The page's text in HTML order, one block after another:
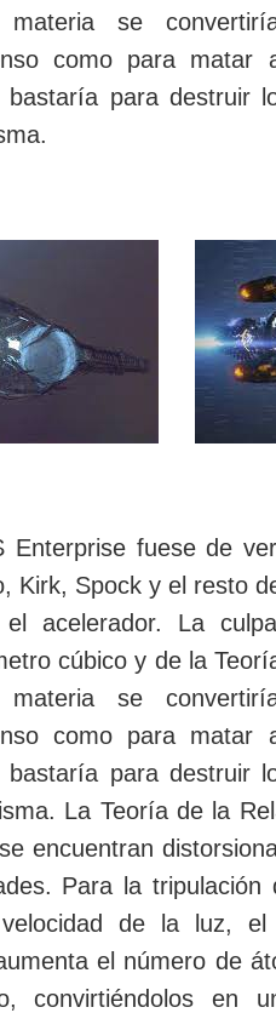
materia se
como para
bastaría para destruir
Enterprise fuese de
Kirk, Spock y el resto
el acelerador. La
cúbico y de la
materia se
como para
bastaría para destruir
La Teoría de la
encuentran
Para la
de la luz, el
el número de
convirtiéndolos en